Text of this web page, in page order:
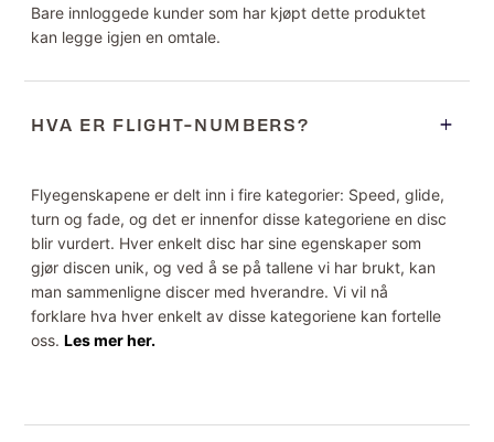
Bare innloggede kunder som har kjøpt dette produktet
kan legge igjen en omtale.
HVA ER FLIGHT-NUMBERS?
Flyegenskapene er delt inn i fire kategorier: Speed, glide,
turn og fade, og det er innenfor disse kategoriene en disc
blir vurdert. Hver enkelt disc har sine egenskaper som
gjør discen unik, og ved å se på tallene vi har brukt, kan
man sammenligne discer med hverandre. Vi vil nå
forklare hva hver enkelt av disse kategoriene kan fortelle
oss.Les mer her.